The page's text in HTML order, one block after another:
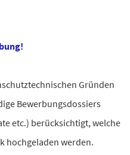
Gründen
Bewerbungsdossiers
etc.) berücksichtigt, welche
hochgeladen werden.